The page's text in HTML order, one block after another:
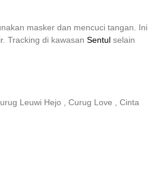
masker dan mencuci tangan. Ini
Tracking di kawasan Sentul selain
Leuwi Hejo , Curug Love , Cinta